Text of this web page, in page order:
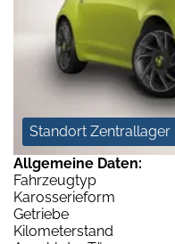
Standort Zentrallager
Allgemeine Daten:
Fahrzeugtyp
Karosserieform
Getriebe
Kilometerstand